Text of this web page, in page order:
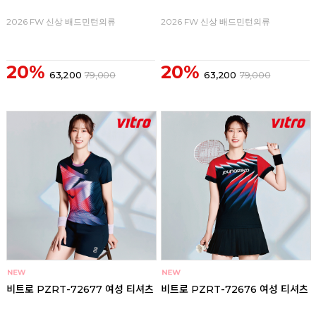
2026 FW 신상 배드민턴의류
20% 63,200 79,000
2026 FW 신상 배드민턴의류
20% 63,200 79,000
비트로 PZRT-72677 여성 티셔츠 비트로 PZRT-72676 여성 티셔츠